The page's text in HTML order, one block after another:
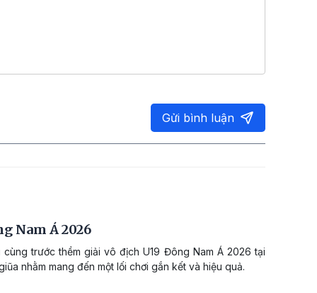
Gửi bình luận
Nam Á 2026
trước thềm giải vô địch U19 Đông Nam Á 2026 tại
nhằm mang đến một lối chơi gắn kết và hiệu quả.